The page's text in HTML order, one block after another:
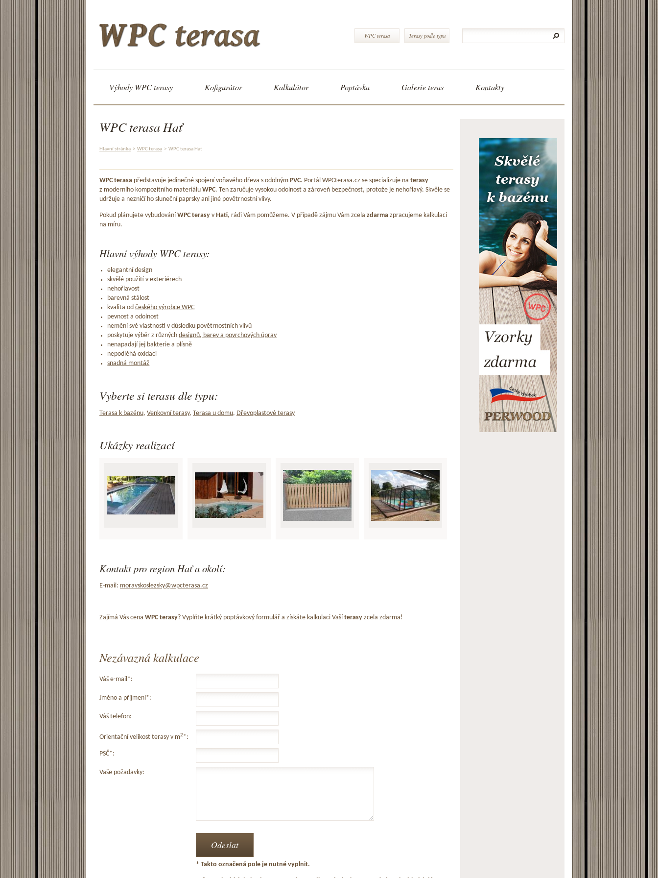
WPC terasa Terasy podle typu
Výhody WPC terasy Kofigurátor Kalkulátor Poptávka Galerie teras Kontakty
WPC terasa Hať
Hlavní stránka > WPC terasa > WPC terasa Hať
WPC terasa představuje jedinečné spojení voňavého dřeva s odolným PVC. Portál WPCterasa.cz se specializuje na terasy
z moderního kompozitního materiálu WPC. Ten zaručuje vysokou odolnost a zároveň bezpečnost, protože je nehořlavý. Skvěle se
udržuje a nezničí ho sluneční paprsky ani jiné povětrnostní vlivy.
Pokud plánujete vybudování WPC terasy v Hati, rádi Vám pomůžeme. V případě zájmu Vám zcela zdarma zpracujeme kalkulaci
na míru.
Hlavní výhody WPC terasy:
elegantní design
skvělé použití v exteriérech
nehořlavost
barevná stálost
kvalita odčeského výrobce WPC
pevnost a odolnost
nemění své vlastnosti v důsledku povětrnostních vlivů
poskytuje výběr z různýchdesignů, barev a povrchových úprav
nenapadají jej bakterie a plísně
nepodléhá oxidaci
snadná montáž
Vyberte si terasu dle typu:
Terasa k bazénu, Venkovní terasy, Terasa u domu, Dřevoplastové terasy
Ukázky realizací
Kontakt pro region Hať a okolí:
E-mail: moravskoslezsky@wpcterasa.cz
Zajímá Vás cena WPC terasy? Vyplňte krátký poptávkový formulář a získáte kalkulaci Vaší terasy zcela zdarma!
Nezávazná kalkulace
Váš e-mail*:
Jméno a příjmení*:
Váš telefon:
Orientační velikost terasy v m2*:
PSČ*:
Vaše požadavky:
* Takto označená pole je nutné vyplnit.